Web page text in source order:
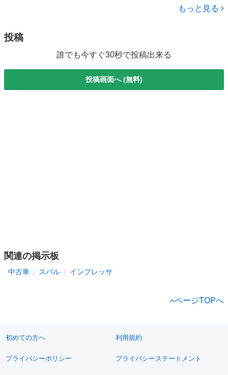
買取車 車検令和８年８月 ナビ ＴＶ 社外１４インチアルミホイ
もっと見る
投稿
誰でも今すぐ30秒で投稿出来る
投稿画面へ (無料)
関連の掲示板
中古車 スバル インプレッサ
ページTOPへ
初めての方へ 利用規約
プライバシーポリシー プライバシーステートメント